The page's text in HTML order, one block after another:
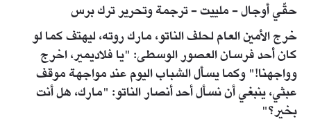
حقّي أوجال - ملييت - ترجمة وتحرير ترك برس
خرج الأمين العام لحلف الناتو، مارك روته، ليهتف كما لو
كان أحد فرسان العصور الوسطى: "يا فلاديمير، اخرج
وواجهنا!" وكما يسأل الشباب اليوم عند مواجهة موقف
عبثي، ينبغي أن نسأل أحد أنصار الناتو: "مارك، هل أنت
بخير؟"